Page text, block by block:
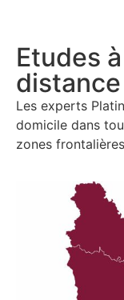
Etudes
distance
Les experts
domicile dans
zones